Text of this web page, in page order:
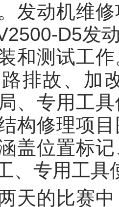
发动机维
D5发
和测试工
排故、加
、专用工
构修理项
盖位置标
、专用工
的比赛中